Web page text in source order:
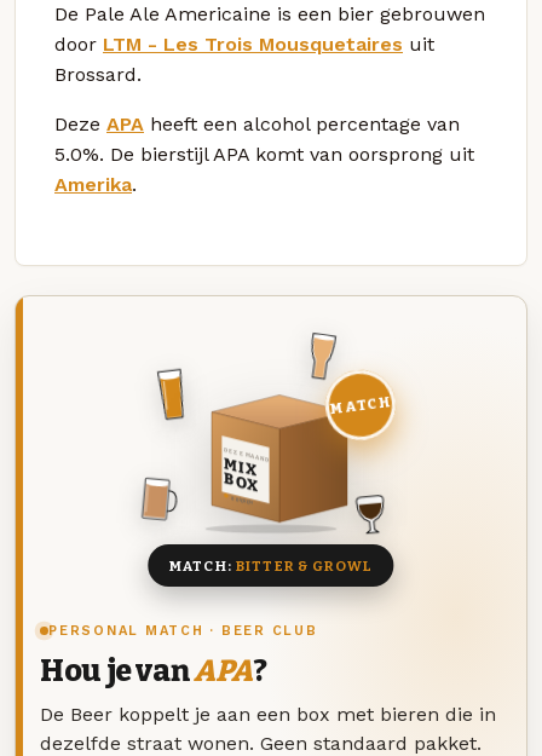
De Pale Ale Americaine is een bier gebrouwen
door LTM - Les Trois Mousquetaires uit
Brossard.
Deze APA heeft een alcohol percentage van
5.0%. De bierstijl APA komt van oorsprong uit
Amerika.
PERSONAL MATCH · BEER CLUB
Hou je vanAPA?
De Beer koppelt je aan een box met bieren die in
dezelfde straat wonen. Geen standaard pakket.
DEZE MAAND
MIX
BOX
8 BIEREN
MATCH
MATCH: BITTER & GROWL